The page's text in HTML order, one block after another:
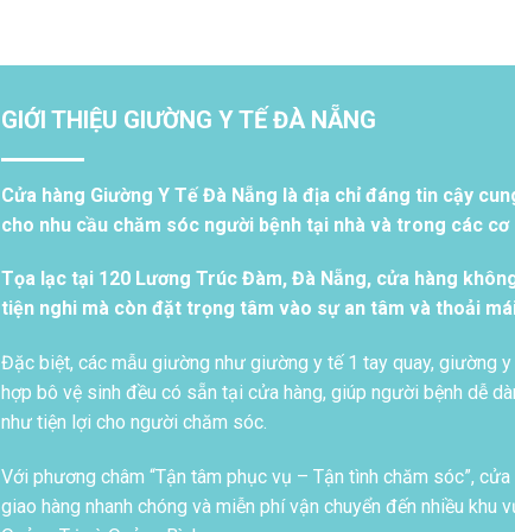
GIỚI THIỆU GIƯỜNG Y TẾ ĐÀ NẴNG
Cửa hàng Giường Y Tế Đà Nẵng là địa chỉ đáng tin cậy
cho nhu cầu chăm sóc người bệnh tại nhà và trong các cơ
Tọa lạc tại 120 Lương Trúc Đàm, Đà Nẵng, cửa hàng
tiện nghi mà còn đặt trọng tâm vào sự an tâm và thoải
Đặc biệt, các mẫu giường như giường y tế 1 tay quay, giường
hợp bô vệ sinh đều có sẵn tại cửa hàng, giúp người bệnh dễ
như tiện lợi cho người chăm sóc.
Với phương châm “Tận tâm phục vụ – Tận tình chăm sóc”,
giao hàng nhanh chóng và miễn phí vận chuyển đến nhiều khu